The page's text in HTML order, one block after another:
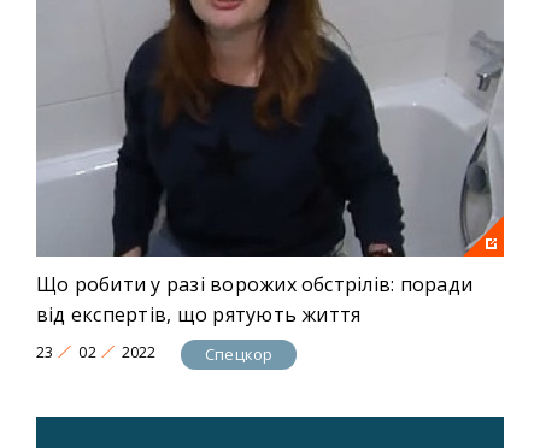
Що робити у разі ворожих обстрілів: поради
від експертів, що рятують життя
23 02 2022 Спецкор